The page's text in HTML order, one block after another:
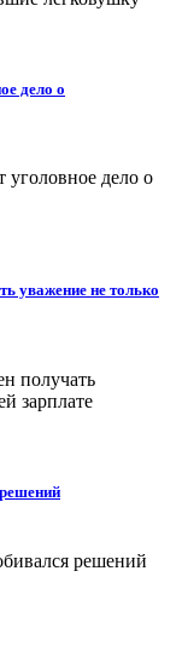
дело о
уважение не только